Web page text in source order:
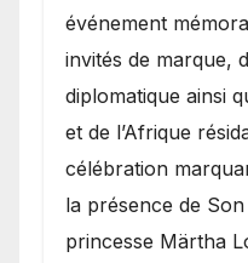
événement
invités de marque,
diplomatique ainsi
et de l’Afrique
célébration
la présence de
princesse Märtha